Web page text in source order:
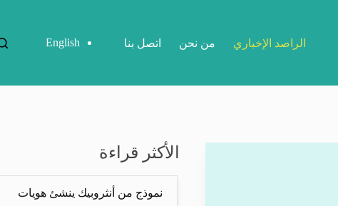
الراصد الإخباري من نحن اتصل بنا English
الأكثر قراءة
نموذج من أنثروبيك ينشئ هويات